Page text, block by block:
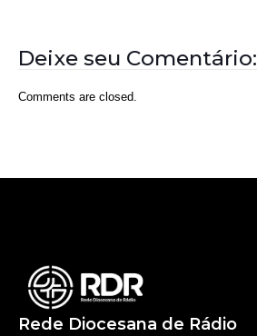
Deixe seu Comentário:
Comments are closed.
Rede Diocesana de Rádio